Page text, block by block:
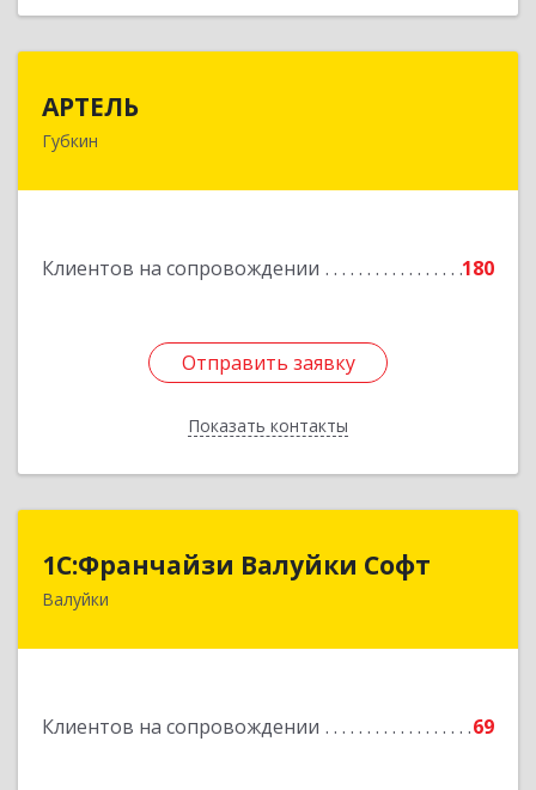
АРТЕЛЬ
Губкин
Клиентов на сопровождении 180
Отправить заявку
Показать контакты
309181, Белгородская обл, Губкинский р-н,
Отправить заявку
Назад
1С:Франчайзи Валуйки Софт
Валуйки
Клиентов на сопровождении 69
1С:Франчайзи Валуйки Софт
309996, Белгородская обл, Валуйки г, Горького,